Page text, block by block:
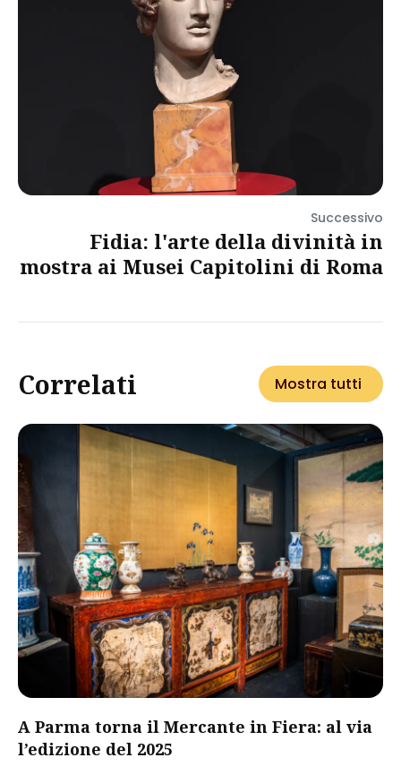
Successivo
Fidia: l'arte della divinità in
mostra ai Musei Capitolini di Roma
Correlati Mostra tutti
A Parma torna il Mercante in Fiera: al via
l’edizione del 2025